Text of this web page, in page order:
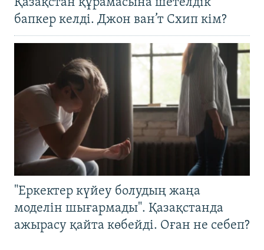
бапкер келді. Джон ван’т Схип кім?
"Еркектер күйеу болудың жаңа
моделін шығармады". Қазақстанда
ажырасу қайта көбейді. Оған не себеп?